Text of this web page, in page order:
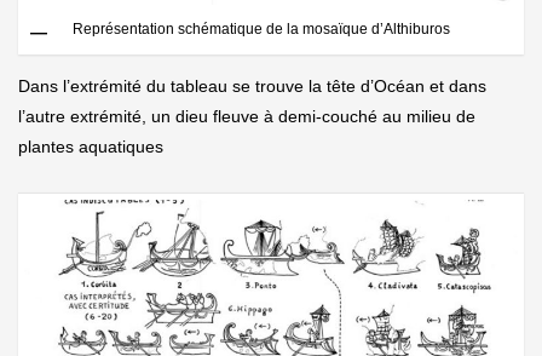
Représentation schématique de la mosaïque d’Althiburos
Dans l’extrémité du tableau se trouve la tête d’Océan et dans
l’autre extrémité, un dieu fleuve à demi-couché au milieu de
plantes aquatiques